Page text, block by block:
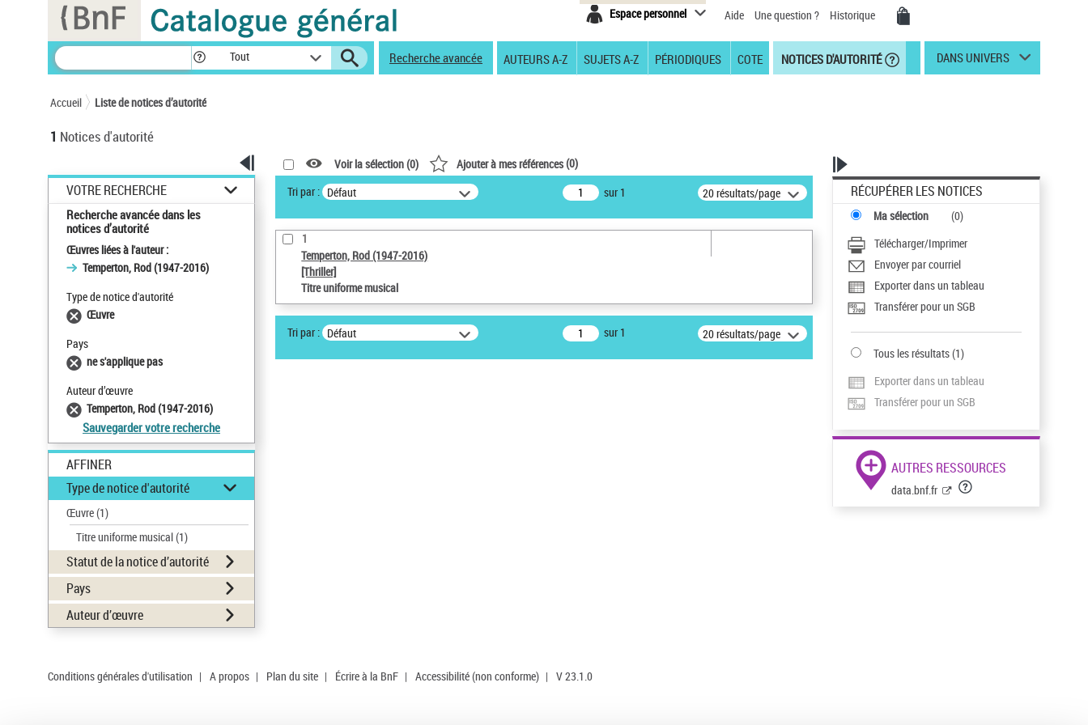
Espace personnel Aide Une question ? Historique
Tout Recherche avancée AUTEURS A-Z SUJETS A-Z PÉRIODIQUES COTE NOTICES D'AUTORITÉ DANS UNIVERS
Accueil Liste de notices d’autorité
1 Notices d'autorité
VOTRE RECHERCHE
Recherche avancée dans les
notices d’autorité
Œuvres liées à l'auteur :
Temperton, Rod (1947-2016)
Type de notice d'autorité
Œuvre
Pays
ne s'applique pas
Auteur d’œuvre
Temperton, Rod (1947-2016)
Sauvegarder votre recherche
AFFINER
Type de notice d'autorité
Œuvre(1)
Titre uniforme musical(1)
Statut de la notice d’autorité
Pays
Auteur d’œuvre
Voir la sélection (0) Ajouter à mes références(0)
Tri par : Défaut sur 1 20 résultats/page
1
Temperton, Rod (1947-2016)
[Thriller]
Titre uniforme musical
Tri par : Défaut sur 1 20 résultats/page
RÉCUPÉRER LES NOTICES
Ma sélection (0)
Télécharger/Imprimer
Envoyer par courriel
Exporter dans un tableau
Transférer pour un SGB
Tous les résultats(1)
Exporter dans un tableau
Transférer pour un SGB
AUTRES RESSOURCES
data.bnf.fr
Conditions générales d'utilisation | A propos | Plan du site | Écrire à la BnF | Accessibilité (non conforme) | V 23.1.0
Panneau de gestion des cookies